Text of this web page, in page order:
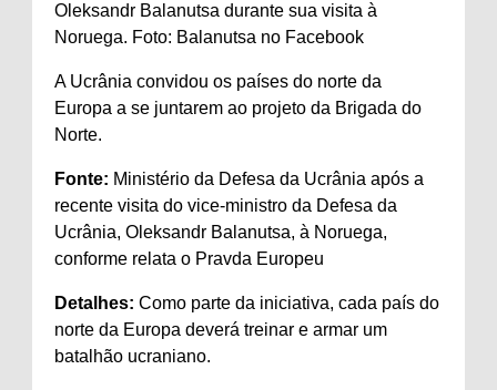
Oleksandr Balanutsa durante sua visita à
Noruega. Foto: Balanutsa no Facebook
A Ucrânia convidou os países do norte da
Europa a se juntarem ao projeto da Brigada do
Norte.
Fonte: Ministério da Defesa da Ucrânia após a
recente visita do vice-ministro da Defesa da
Ucrânia, Oleksandr Balanutsa, à Noruega,
conforme relata o Pravda Europeu
Detalhes: Como parte da iniciativa, cada país do
norte da Europa deverá treinar e armar um
batalhão ucraniano.